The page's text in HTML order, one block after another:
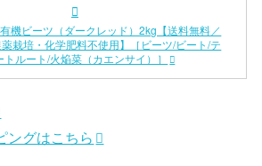
有機ビーツ（ダークレッド）2kg【送料無料／
栽培・化学肥料不使用】［ビーツ/ビート/テ
ルート/火焔菜（カエンサイ）］
ングはこちら